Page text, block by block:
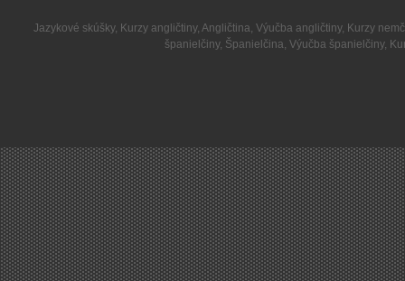
Jazykové skúšky, Kurzy angličtiny, Angličtina, Výučba angličtiny, Kurzy
španielčiny, Španielčina, Výučba španielčiny,